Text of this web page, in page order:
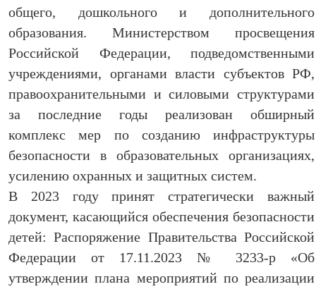
общего, дошкольного и дополнительного
образования. Министерством просвещения
Российской Федерации, подведомственными
учреждениями, органами власти субъектов РФ,
правоохранительными и силовыми структурами
за последние годы реализован обширный
комплекс мер по созданию инфраструктуры
безопасности в образовательных организациях,
усилению охранных и защитных систем.
В 2023 году принят стратегически важный
документ, касающийся обеспечения безопасности
детей: Распоряжение Правительства Российской
Федерации от 17.11.2023 № 3233-р «Об
утверждении плана мероприятий по реализации